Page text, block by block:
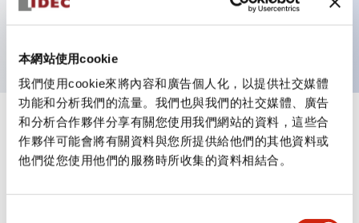
本網站使用cookie
我們使用cookie來將內容和廣告個人化，以提供社交媒體
功能和分析我們的流量。我們也與我們的社交媒體、廣告
和分析合作夥伴分享有關您使用我們網站的資料，這些合
作夥伴可能會將有關資料與您所提供給他們的其他資料或
他們從您使用他們的服務時所收集的資料相結合。
附鎖選擇開關採用高安全性的彈子鎖結構
規格 顯示全部
審美規範